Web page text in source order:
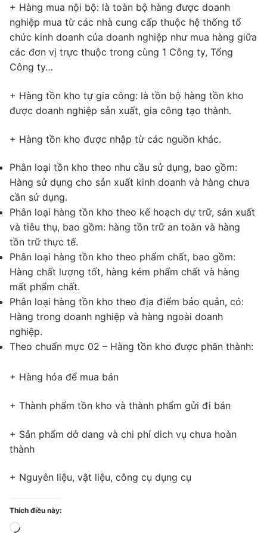
+ Hàng mua nội bộ: là toàn bộ hàng được doanh
nghiệp mua từ các nhà cung cấp thuộc hệ thống tổ
chức kinh doanh của doanh nghiệp như mua hàng giữa
các đơn vị trực thuộc trong cùng 1 Công ty, Tổng
Công ty…
+ Hàng tồn kho tự gia công: là tồn bộ hàng tồn kho
được doanh nghiệp sản xuất, gia công tạo thành.
+ Hàng tồn kho được nhập từ các nguồn khác.
Phân loại tồn kho theo nhu cầu sử dụng, bao gồm:
Hàng sử dụng cho sản xuất kinh doanh và hàng chưa
cần sử dụng.
Phân loại hàng tồn kho theo kế hoạch dự trữ, sản xuất
và tiêu thụ, bao gồm: hàng tồn trữ an toàn và hàng
tồn trữ thực tế.
Phân loại hàng tồn kho theo phẩm chất, bao gồm:
Hàng chất lượng tốt, hàng kém phẩm chất và hàng
mất phẩm chất.
Phân loại hàng tồn kho theo địa điểm bảo quản, có:
Hàng trong doanh nghiệp và hàng ngoài doanh
nghiệp.
Theo chuẩn mực 02 – Hàng tồn kho được phân thành:
+ Hàng hóa để mua bán
+ Thành phẩm tồn kho và thành phẩm gửi đi bán
+ Sản phẩm dở dang và chi phí dich vụ chưa hoàn
thành
+ Nguyên liệu, vật liệu, công cụ dụng cụ
Thích điều này:
Đang